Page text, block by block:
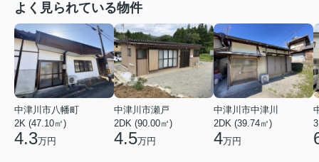
よく見られている物件
中津川市八幡町
2K (47.10㎡)
4.3万円
中津川市瀬戸
2DK (90.00㎡)
4.5万円
中津川市中津川
2DK (39.74㎡)
4万円